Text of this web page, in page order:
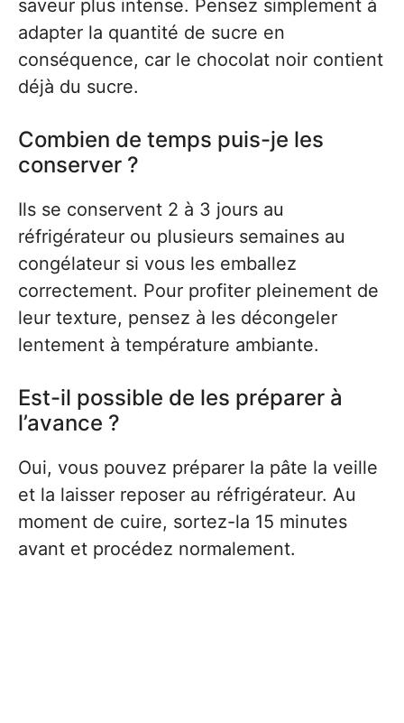
saveur plus intense. Pensez simplement à
adapter la quantité de sucre en
conséquence, car le chocolat noir contient
déjà du sucre.
Combien de temps puis-je les
conserver ?
Ils se conservent 2 à 3 jours au
réfrigérateur ou plusieurs semaines au
congélateur si vous les emballez
correctement. Pour profiter pleinement de
leur texture, pensez à les décongeler
lentement à température ambiante.
Est-il possible de les préparer à
l’avance ?
Oui, vous pouvez préparer la pâte la veille
et la laisser reposer au réfrigérateur. Au
moment de cuire, sortez-la 15 minutes
avant et procédez normalement.